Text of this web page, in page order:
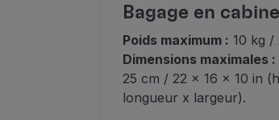
Promotions et Offres
Centre d'aide
Questions frequentes
Demandes et réclamations
Contacts
Informations utiles
Bagage en cabine
Poids maximum : 10 kg /
Dimensions maximales :
25 cm / 22 x 16 x 10 in
longueur x largeur).